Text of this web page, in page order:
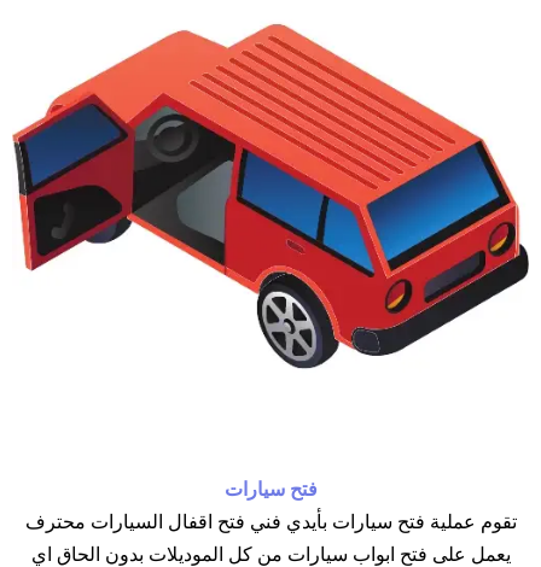
فتح سيارات
تقوم عملية فتح سيارات بأيدي فني فتح اقفال السيارات محترف
يعمل على فتح ابواب سيارات من كل الموديلات بدون الحاق اي